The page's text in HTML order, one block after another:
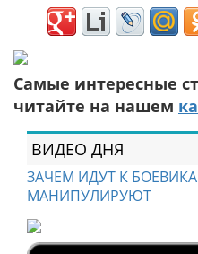
Самые интересные
читайте на нашем
ВИДЕО ДНЯ
ЗАЧЕМ ИДУТ К
МАНИПУЛИРУЮТ